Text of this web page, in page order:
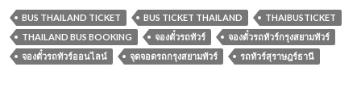
BUS THAILAND TICKET BUS TICKET THAILAND
THAIBUSTICKET
THAILAND BUS BOOKING
จองตั๋วรถทัวร์
จองตั๋วรถทัวร์กรุงสยามทัวร์
จองตั๋วรถทัวร์ออนไลน์
จุดจอดรถกรุงสยามทัวร์ รถทัวร์สุราษฎร์ธานี